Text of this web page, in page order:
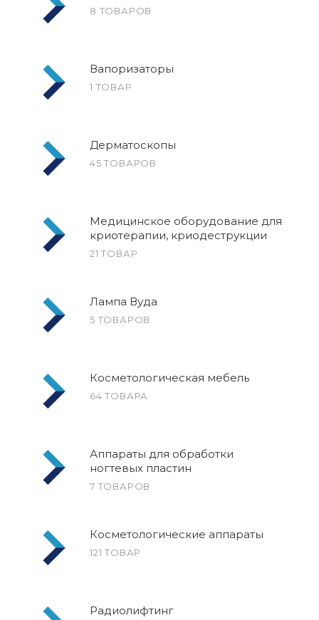
8 ТОВАРОВ
Вапоризаторы
1 ТОВАР
Дерматоскопы
45 ТОВАРОВ
Медицинское оборудование для
криотерапии, криодеструкции
21 ТОВАР
Лампа Вуда
5 ТОВАРОВ
Косметологическая мебель
64 ТОВАРА
Аппараты для обработки
ногтевых пластин
7 ТОВАРОВ
Косметологические аппараты
121 ТОВАР
Радиолифтинг